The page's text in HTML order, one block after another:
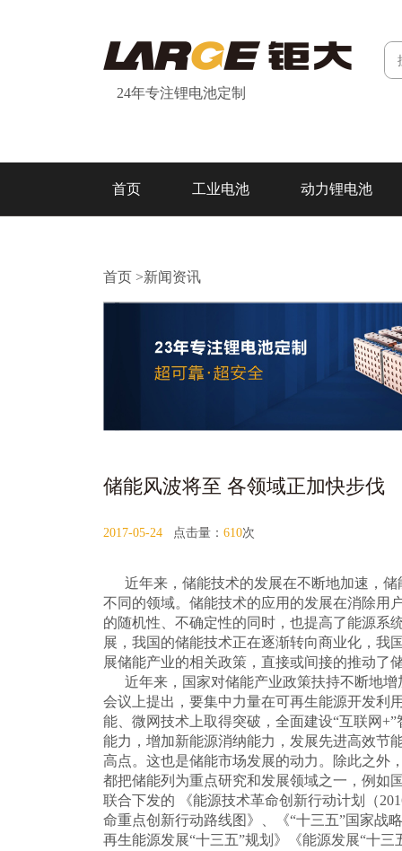
24年专注锂电池定制
首页 工业电池 动力锂电池
首页 >新闻资讯
储能风波将至 各领域正加快步伐
2017-05-24 点击量： 610次
近年来，储能技术的发展在不断地加速， 储
不同的领域。储能技术的应用的发展在消除用
的随机性、不确定性的同时，也提高了能源系
展，我国的储能技术正在逐渐转向商业化，我
展储能产业的相关政策，直接或间接的推动了
近年来，国家对储能产业政策扶持不断地增
会议上提出，要集中力量在可再生能源开发利
能、微网技术上取得突破，全面建设“互联网
能力，增加新能源消纳能力，发展先进高效节
高点。这也是储能市场发展的动力。除此之外
都把储能列为重点研究和发展领域之一，例如
联合下发的 《能源技术革命创新行动计划（
命重点创新行动路线图》、《“十三五”国家战
再生能源发展“十三五”规划》《能源发展“十